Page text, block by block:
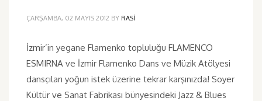
ÇARŞAMBA, 02 MAYIS 2012 BY RASI
İzmir’in yegane Flamenko topluluğu FLAMENCO
ESMIRNA ve İzmir Flamenko Dans ve Müzik Atölyesi
dansçıları yoğun istek üzerine tekrar karşınızda! Soyer
Kültür ve Sanat Fabrikası bünyesindeki Jazz & Blues